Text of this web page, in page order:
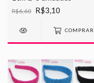
R$6,60 R$3,10
COMPRAR